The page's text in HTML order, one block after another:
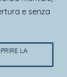
e senza
LA